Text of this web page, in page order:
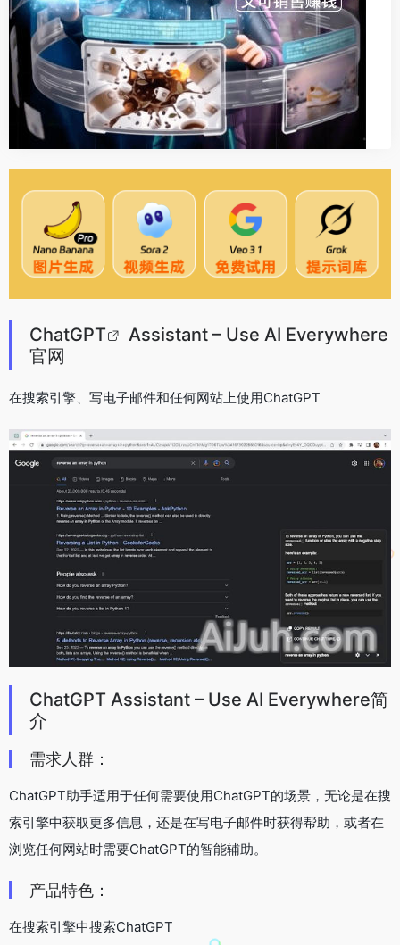
ChatGPT
Assistant – Use AI Everywhere
官网
在搜索引擎、写电子邮件和任何网站上使用ChatGPT
ChatGPT Assistant – Use AI Everywhere简
介
需求人群：
ChatGPT助手适用于任何需要使用ChatGPT的场景，无论是在搜
索引擎中获取更多信息，还是在写电子邮件时获得帮助，或者在
浏览任何网站时需要ChatGPT的智能辅助。
产品特色：
在搜索引擎中搜索ChatGPT